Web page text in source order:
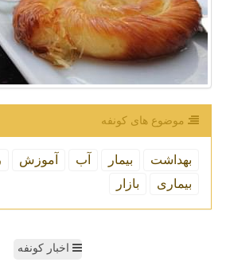
موضوع های كونفه
بهداشت بیمار آب آموزش
بیماری
بازار
اخبار کونفه